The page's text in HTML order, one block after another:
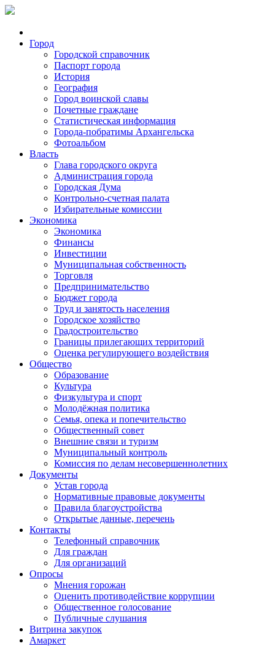
Город
Городской справочник
Паспорт города
История
География
Город воинской славы
Почетные граждане
Статистическая информация
Города-побратимы Архангельска
Фотоальбом
Власть
Глава городского округа
Администрация города
Городская Дума
Контрольно-счетная палата
Избирательные комиссии
Экономика
Экономика
Финансы
Инвестиции
Муниципальная собственность
Торговля
Предпринимательство
Бюджет города
Труд и занятость населения
Городское хозяйство
Градостроительство
Границы прилегающих территорий
Оценка регулирующего воздействия
Общество
Образование
Культура
Физкультура и спорт
Молодёжная политика
Семья, опека и попечительство
Общественный совет
Внешние связи и туризм
Муниципальный контроль
Комиссия по делам несовершеннолетних
Документы
Устав города
Нормативные правовые документы
Правила благоустройства
Открытые данные, перечень
Контакты
Телефонный справочник
Для граждан
Для организаций
Опросы
Мнения горожан
Оценить противодействие коррупции
Общественное голосование
Публичные слушания
Витрина закупок
Амаркет